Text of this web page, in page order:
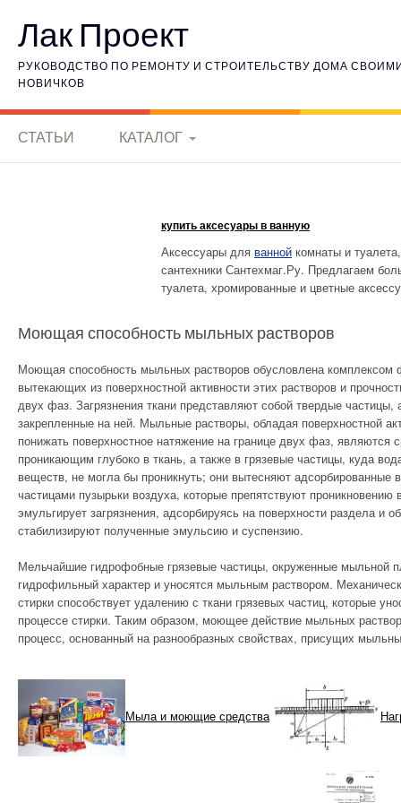
Лак Проект
РУКОВОДСТВО ПО РЕМОНТУ И СТРОИТЕЛЬСТВУ ДОМА
НОВИЧКОВ
СТАТЬИ КАТАЛОГ
ИСТОРИЯ
ЭЛЕКТРОНИКИ
ОТДЕЛКА
АВАРИЙНОСТЬ В
СТРОИТЕЛЬСТВЕ
ВНУТРЕННИЕ
СИСТЕМЫ
ОСНОВАНИЯ И
ФУНДАМЕНТЫ
ЛАКОКРАСОЧНЫЕ И
СТЕКЛЯННЫЕ
МАТЕРИАЛЫ
СТРОИТЕЛЬНЫЕ
МАТЕРИАЛЫ
купить аксесуары в ванную
Аксессуары для ванной комнаты и
сантехники Сантехмаг.Ру. Предлагаем
туалета, хромированные и цветные
Моющая способность мыльных растворов
Моющая способность мыльных растворов обусловлена комплек­сом
вытекающих из поверхностной активности этих растворов и
двух фаз. Загрязнения ткани представляют собой твердые
закрепленные на ней. Мыль­ные растворы, обладая поверхностной
понижать поверхностное натяжение на границе двух фаз,
проникающим глубоко в ткань, а также в грязевые частицы, куда
веществ, не могла бы проникнуть; они вытесняют адсорбированные
частицами пузырьки воздуха, кото­рые препятствуют
эмульгирует загрязнения, адсорбируясь на поверхности раздела и
стабилизируют полученные эмульсию и суспензию.
Мельчайшие гидрофобные грязевые частицы, окруженные мыль­ной
гидрофильный характер и уносятся мыль­ным раствором.
стирки способствует удалению с ткани грязевых частиц, которые
процессе стирки. Таким образом, моющее действие мыльных
процесс, основанный на разнообразных свойствах, присущих
Мыла и моющие средства